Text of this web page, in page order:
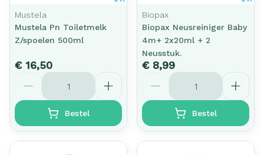
Mustela
Mustela Pn Toiletmelk
Z/spoelen 500ml
€ 16,50
Aantal
Bestel
Biopax
Biopax Neusreiniger Baby
4m+ 2x20ml + 2
Neusstuk.
€ 8,99
Aantal
Bestel